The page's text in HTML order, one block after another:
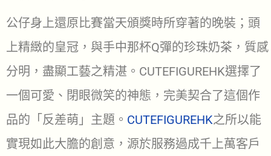
公仔身上還原比賽當天頒獎時所穿著的晚裝；頭
上精緻的皇冠，與手中那杯Q彈的珍珠奶茶，質感
分明，盡顯工藝之精湛。CUTEFIGUREHK選擇了
一個可愛、閉眼微笑的神態，完美契合了這個作
品的「反差萌」主題。 CUTEFIGUREHK之所以能
實現如此大膽的創意，源於服務過成千上萬客戶